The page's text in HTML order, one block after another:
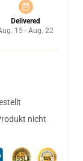
Delivered
15 - Aug. 22
nicht